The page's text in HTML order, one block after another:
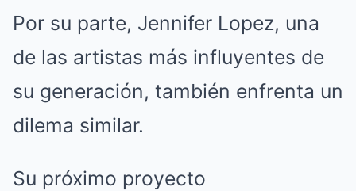
Por su parte, Jennifer Lopez, una
de las artistas más influyentes de
su generación, también enfrenta un
dilema similar.
Su próximo proyecto